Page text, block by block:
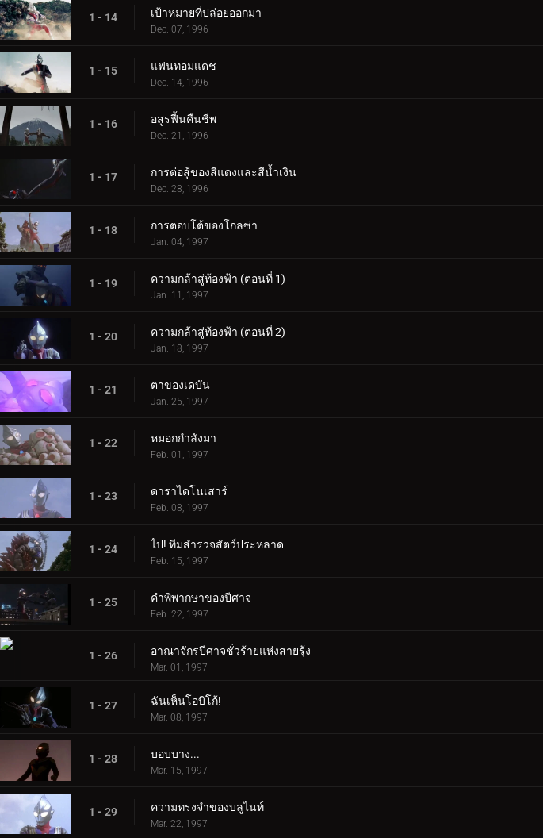
1 - 14 เป้าหมายที่ปล่อยออกมา
Dec. 07, 1996
1 - 15 แฟนทอมแดช
Dec. 14, 1996
1 - 16 อสูรฟื้นคืนชีพ
Dec. 21, 1996
1 - 17 การต่อสู้ของสีแดงและสีน้ำเงิน
Dec. 28, 1996
1 - 18 การตอบโต้ของโกลซ่า
Jan. 04, 1997
1 - 19 ความกล้าสู่ท้องฟ้า (ตอนที่ 1)
Jan. 11, 1997
1 - 20 ความกล้าสู่ท้องฟ้า (ตอนที่ 2)
Jan. 18, 1997
1 - 21 ตาของเดบัน
Jan. 25, 1997
1 - 22 หมอกกำลังมา
Feb. 01, 1997
1 - 23 ดาราไดโนเสาร์
Feb. 08, 1997
1 - 24 ไป! ทีมสำรวจสัตว์ประหลาด
Feb. 15, 1997
1 - 25 คำพิพากษาของปีศาจ
Feb. 22, 1997
1 - 26 อาณาจักรปีศาจชั่วร้ายแห่งสายรุ้ง
Mar. 01, 1997
1 - 27 ฉันเห็นโอบิโก้!
Mar. 08, 1997
1 - 28 บอบบาง...
Mar. 15, 1997
1 - 29 ความทรงจำของบลูไนท์
Mar. 22, 1997